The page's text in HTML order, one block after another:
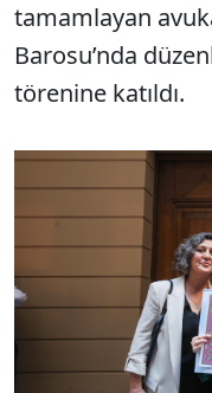
tamamlayan
Barosu’nda
törenine katıldı.